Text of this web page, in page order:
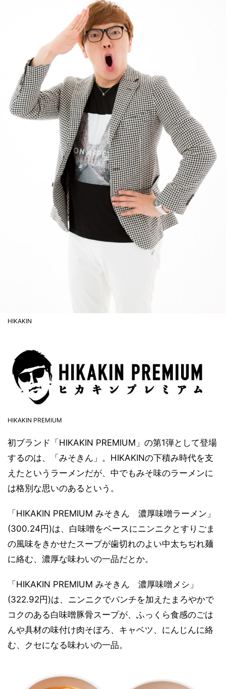
HIKAKIN
HIKAKIN PREMIUM
初ブランド「HIKAKIN PREMIUM」の第1弾として登場
するのは、「みそきん」。HIKAKINの下積み時代を支
えたというラーメンだが、中でもみそ味のラーメンに
は格別な思いのあるという。
「HIKAKIN PREMIUM みそきん 濃厚味噌ラーメン」
(300.24円)は、白味噌をベースにニンニクとすりごま
の風味をきかせたスープが歯切れのよい中太ちぢれ麺
に絡む、濃厚な味わいの一品だとか。
「HIKAKIN PREMIUM みそきん 濃厚味噌メシ」
(322.92円)は、ニンニクでパンチを加えたまろやかで
コクのある白味噌豚骨スープが、ふっくら食感のごは
んや具材の味付け肉そぼろ、キャベツ、にんじんに絡
む、クセになる味わいの一品。